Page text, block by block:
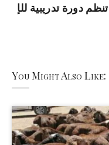
دورة تدريبية للإ
You Might Also Like: